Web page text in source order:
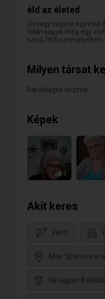
éld az életed
Özvegy vagyok egyedül
talán kapok még egy
szívű férfi személyében.
Milyen társat
Barátságos őszinte
Képek
2
Akit keres
Férfit
Max. 50 km-re a
Ne legyen 8